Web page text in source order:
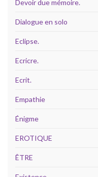
Devoir due mémoire.
Dialogue en solo
Eclipse.
Ecricre.
Ecrit.
Empathie
Énigme
EROTIQUE
ÊTRE